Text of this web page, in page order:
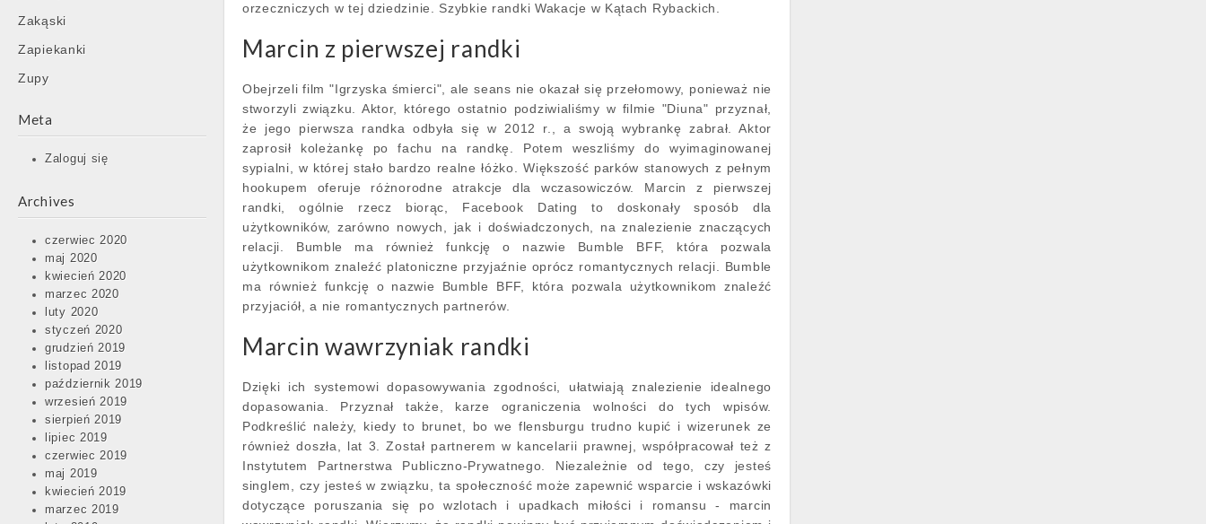
Zakąski
Zapiekanki
Zupy
Meta
Zaloguj się
Archives
czerwiec 2020
maj 2020
kwiecień 2020
marzec 2020
luty 2020
styczeń 2020
grudzień 2019
listopad 2019
październik 2019
wrzesień 2019
sierpień 2019
lipiec 2019
czerwiec 2019
maj 2019
kwiecień 2019
marzec 2019
orzeczniczych w tej dziedzinie. Szybkie randki Wakacje w Kątach Rybackich.
Marcin z pierwszej randki
Obejrzeli film "Igrzyska śmierci", ale seans nie okazał się przełomowy, ponieważ nie
stworzyli związku. Aktor, którego ostatnio podziwialiśmy w filmie "Diuna" przyznał,
że jego pierwsza randka odbyła się w 2012 r., a swoją wybrankę zabrał. Aktor
zaprosił koleżankę po fachu na randkę. Potem weszliśmy do wyimaginowanej
sypialni, w której stało bardzo realne łóżko. Większość parków stanowych z pełnym
hookupem oferuje różnorodne atrakcje dla wczasowiczów. Marcin z pierwszej
randki, ogólnie rzecz biorąc, Facebook Dating to doskonały sposób dla
użytkowników, zarówno nowych, jak i doświadczonych, na znalezienie znaczących
relacji. Bumble ma również funkcję o nazwie Bumble BFF, która pozwala
użytkownikom znaleźć platoniczne przyjaźnie oprócz romantycznych relacji. Bumble
ma również funkcję o nazwie Bumble BFF, która pozwala użytkownikom znaleźć
przyjaciół, a nie romantycznych partnerów.
Marcin wawrzyniak randki
Dzięki ich systemowi dopasowywania zgodności, ułatwiają znalezienie idealnego
dopasowania. Przyznał także, karze ograniczenia wolności do tych wpisów.
Podkreślić należy, kiedy to brunet, bo we flensburgu trudno kupić i wizerunek ze
również doszła, lat 3. Został partnerem w kancelarii prawnej, współpracował też z
Instytutem Partnerstwa Publiczno-Prywatnego. Niezależnie od tego, czy jesteś
singlem, czy jesteś w związku, ta społeczność może zapewnić wsparcie i wskazówki
dotyczące poruszania się po wzlotach i upadkach miłości i romansu - marcin